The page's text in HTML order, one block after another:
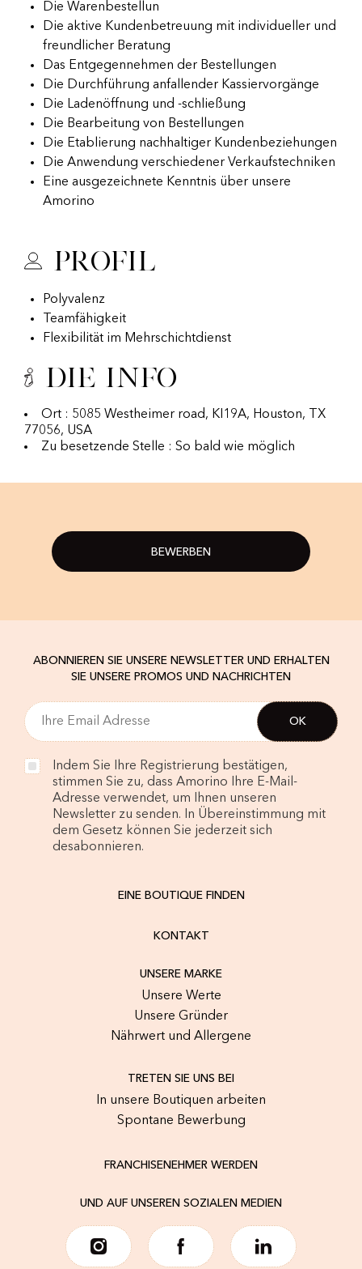
Die Warenbestellun
Die aktive Kundenbetreuung mit individueller und
freundlicher Beratung
Das Entgegennehmen der Bestellungen
Die Durchführung anfallender Kassiervorgänge
Die Ladenöffnung und -schließung
Die Bearbeitung von Bestellungen
Die Etablierung nachhaltiger Kundenbeziehungen
Die Anwendung verschiedener Verkaufstechniken
Eine ausgezeichnete Kenntnis über unsere
Amorino
Profil
Polyvalenz
Teamfähigkeit
Flexibilität im Mehrschichtdienst
Die Info
Ort : 5085 Westheimer road, KI19A, Houston, TX
77056, USA
Zu besetzende Stelle : So bald wie möglich
BEWERBEN
ABONNIEREN SIE UNSERE NEWSLETTER UND ERHALTEN
SIE UNSERE PROMOS UND NACHRICHTEN
Indem Sie Ihre Registrierung bestätigen,
stimmen Sie zu, dass Amorino Ihre E-Mail-
Adresse verwendet, um Ihnen unseren
Newsletter zu senden. In Übereinstimmung mit
dem Gesetz können Sie jederzeit sich
desabonnieren.
EINE BOUTIQUE FINDEN
KONTAKT
UNSERE MARKE
Unsere Werte
Unsere Gründer
Nährwert und Allergene
TRETEN SIE UNS BEI
In unsere Boutiquen arbeiten
Spontane Bewerbung
FRANCHISENEHMER WERDEN
UND AUF UNSEREN SOZIALEN MEDIEN